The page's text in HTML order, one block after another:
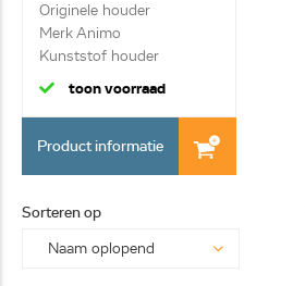
Originele houder
Merk Animo
Kunststof houder
waterverdele...
toon voorraad
Product informatie
Sorteren op